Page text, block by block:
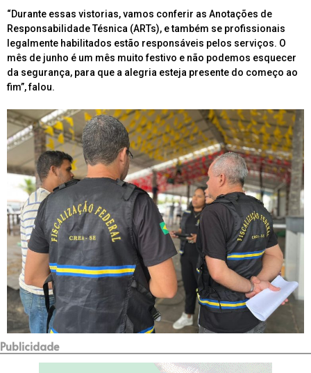
“Durante essas vistorias, vamos conferir as Anotações de
Responsabilidade Tésnica (ARTs), e também se profissionais
legalmente habilitados estão responsáveis pelos serviços. O
mês de junho é um mês muito festivo e não podemos esquecer
da segurança, para que a alegria esteja presente do começo ao
fim”, falou.
Publicidade